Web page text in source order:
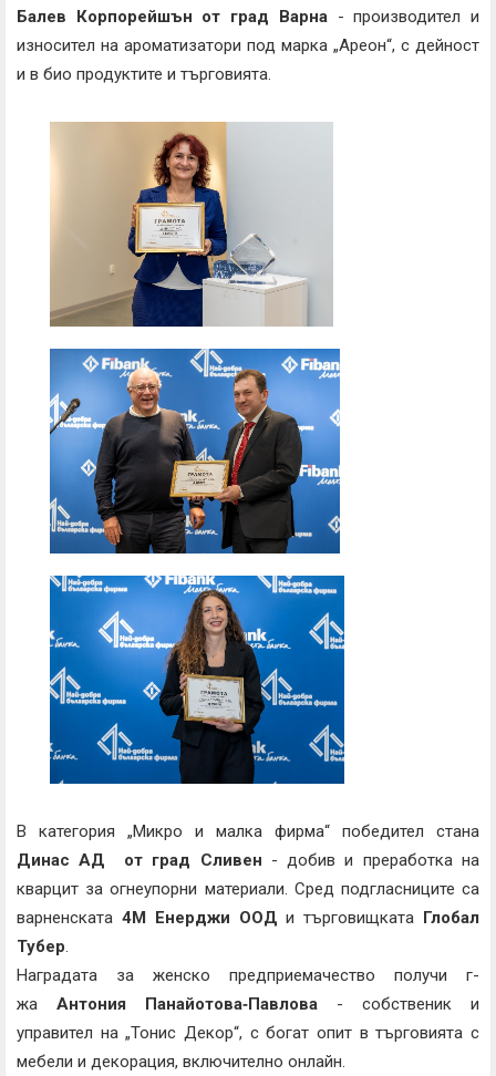
Балев Корпорейшън от град Варна- производител и
износител на ароматизатори под марка „Ареон“, с дейност
и в био продуктите и търговията.
В категория „Микро и малка фирма“ победител стана
Динас АД от град Сливен - добив и преработка на
кварцит за огнеупорни материали. Сред подгласниците са
варненската 4М Енерджи ООД и търговищката Глобал
Тубер
Наградата за женско предприемачество получи г-
жа Антония Панайотова‑Павлова - собственик и
управител на „Тонис Декор“, с богат опит в търговията с
мебели и декорация, включително онлайн.